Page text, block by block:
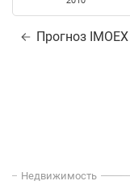
Прогноз IMOEX
Недвижимость